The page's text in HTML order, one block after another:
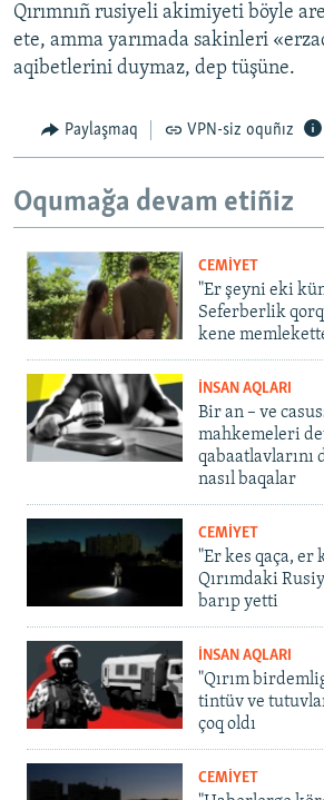
Qırımnıñ rusiyeli akimiyeti böyle
ete, amma yarımada sakinleri
aqibetlerini duymaz, dep tüşüne.
Paylaşmaq VPN-siz oquñız
Oqumağa devam etiñiz
CEMİYET
"Er şeyni eki
Seferberlik
kene
İNSAN AQLARI
Bir an – ve
mahkemeleri
qabaatlavlarını
nasıl baqalar
CEMİYET
"Er kes qaça, er
Qırımdaki
barıp yetti
İNSAN AQLARI
"Qırım
tintüv ve
çoq oldı
CEMİYET